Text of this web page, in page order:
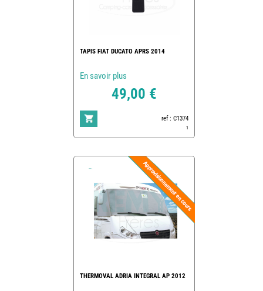
TAPIS FIAT DUCATO APRS 2014
En savoir plus
49,00 €
ref : C1374
1
THERMOVAL ADRIA INTEGRAL AP 2012